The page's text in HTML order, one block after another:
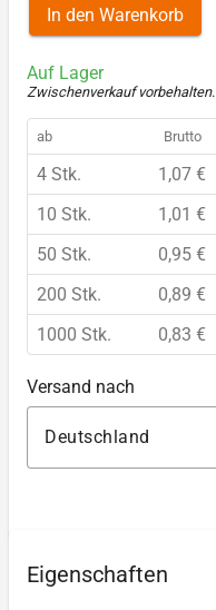
In den Warenkorb
Auf Lager
Zwischenverkauf vorbehalten.
ab Brutto
4 Stk. 1,07 €
10 Stk.
1,01 €
50 Stk.
0,95 €
200 Stk.
0,89 €
1000 Stk.
0,83 €
Versand nach
Deutschland
Eigenschaften